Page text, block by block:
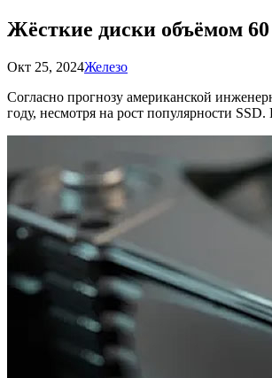
Жёсткие диски объёмом
Окт 25, 2024Железо
Согласно прогнозу американской
году, несмотря на рост популярности